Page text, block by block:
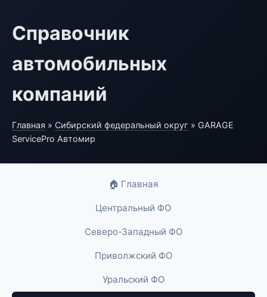
Справочник
автомобильных
компаний
Главная » Сибирский федеральный округ » GARAGE
ServicePro Автомир
🏠 Главная
Центральный ФО
Северо-Западный ФО
Приволжский ФО
Уральский ФО